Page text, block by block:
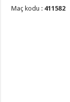
Maç kodu : 411582